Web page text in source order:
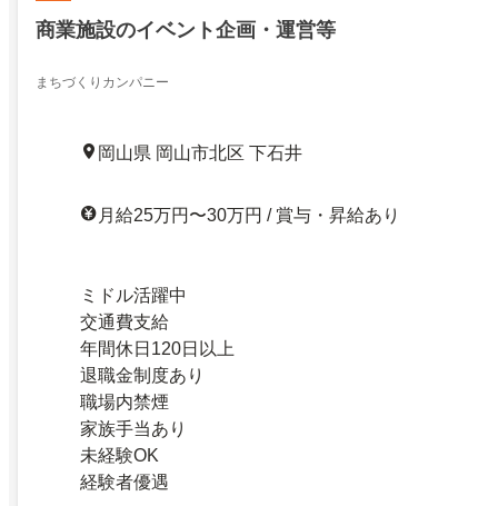
商業施設のイベント企画・運営等
まちづくりカンパニー
岡山県 岡山市北区 下石井
月給25万円〜30万円 / 賞与・昇給あり
ミドル活躍中
交通費支給
年間休日120日以上
退職金制度あり
職場内禁煙
家族手当あり
未経験OK
経験者優遇